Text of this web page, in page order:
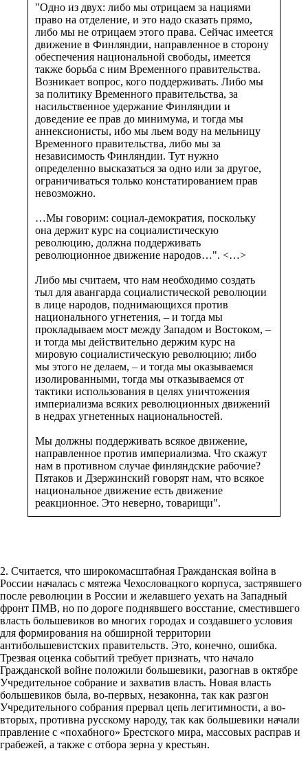
"Одно из двух: либо мы отрицаем за нациями
право на отделение, и это надо сказать прямо,
либо мы не отрицаем этого права. Сейчас имеется
движение в Финляндии, направленное в сторону
обеспечения национальной свободы, имеется
также борьба с ним Временного правительства.
Возникает вопрос, кого поддерживать. Либо мы
за политику Временного правительства, за
насильственное удержание Финляндии и
доведение ее прав до минимума, и тогда мы
аннексионисты, ибо мы льем воду на мельницу
Временного правительства, либо мы за
независимость Финляндии. Тут нужно
определенно высказаться за одно или за другое,
ограничиваться только констатированием прав
невозможно.
…Мы говорим: социал-демократия, поскольку
она держит курс на социалистическую
революцию, должна поддерживать
революционное движение народов…". <…>
Либо мы считаем, что нам необходимо создать
тыл для авангарда социалистической революции
в лице народов, поднимающихся против
национального угнетения, – и тогда мы
прокладываем мост между Западом и Востоком, –
и тогда мы действительно держим курс на
мировую социалистическую революцию; либо
мы этого не делаем, – и тогда мы оказываемся
изолированными, тогда мы отказываемся от
тактики использования в целях уничтожения
империализма всяких революционных движений
в недрах угнетенных национальностей.
Мы должны поддерживать всякое движение,
направленное против империализма. Что скажут
нам в противном случае финляндские рабочие?
Пятаков и Дзержинский говорят нам, что всякое
национальное движение есть движение
реакционное. Это неверно, товарищи".
2. Считается, что широкомасштабная Гражданская война в
России началась с мятежа Чехословацкого корпуса, застрявшего
после революции в России и желавшего уехать на Западный
фронт ПМВ, но по дороге поднявшего восстание, сместившего
власть большевиков во многих городах и создавшего условия
для формирования на обширной территории
антибольшевистских правительств. Это, конечно, ошибка.
Трезвая оценка событий требует признать, что начало
Гражданской войне положили большевики, разогнав в октябре
Учредительное собрание и захватив власть. Новая власть
большевиков была, во-первых, незаконна, так как разгон
Учредительного собрания прервал цепь легитимности, а во-
вторых, противна русскому народу, так как большевики начали
правление с «похабного» Брестского мира, массовых расправ и
грабежей, а также с отбора зерна у крестьян.